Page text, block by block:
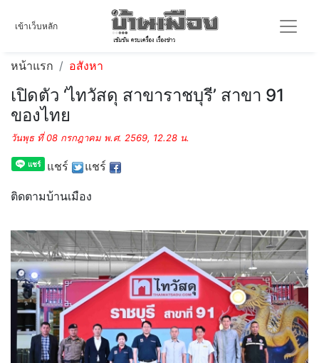
เข้าเว็บหลัก
หน้าแรก อสังหา
เปิดตัว ‘ไทวัสดุ สาขาราชบุรี’ สาขา 91
ของไทย
วันพุธ ที่ 08 กรกฎาคม พ.ศ. 2569, 12.28 น.
แชร์ แชร์
ติดตามบ้านเมือง